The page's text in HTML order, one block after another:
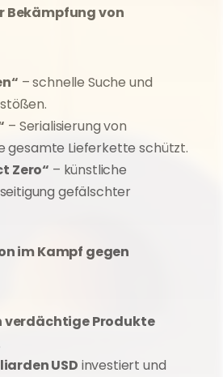
Bekämpfung von
– schnelle Suche und
– Serialisierung von
gesamte Lieferkette schützt.
Zero“ – künstliche
gefälschter
im Kampf gegen
verdächtige Produkte
USD investiert und